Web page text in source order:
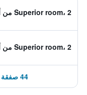
Superior room، 2 من أسرّة الكوين
Superior room، 2 من أسرّة الكوين
44 صفقة إضافية ابتداءً من 1,239 ﷼